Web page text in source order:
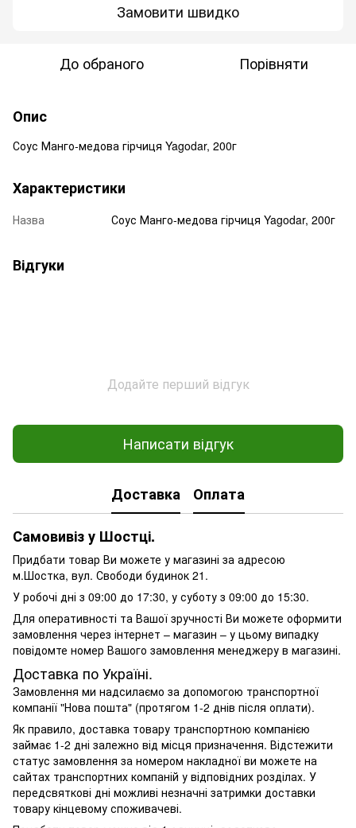
Замовити швидко
До обраного Порівняти
Опис
Соус Манго-медова гірчиця Yagodar, 200г
Характеристики
Назва Соус Манго-медова гірчиця Yagodar, 200г
Відгуки
Додайте перший відгук
Написати відгук
Доставка Оплата
Самовивіз у Шостці.
Придбати товар Ви можете у магазині за адресою
м.Шостка, вул. Свободи будинок 21.
У робочі дні з 09:00 до 17:30, у суботу з 09:00 до 15:30.
Для оперативності та Вашої зручності Ви можете оформити
замовлення через інтернет – магазин – у цьому випадку
повідомте номер Вашого замовлення менеджеру в магазині.
Доставка по Україні.
Замовлення ми надсилаємо за допомогою транспортної
компанії "Нова пошта" (протягом 1-2 днів після оплати).
Як правило, доставка товару транспортною компанією
займає 1-2 дні залежно від місця призначення. Відстежити
статус замовлення за номером накладної ви можете на
сайтах транспортних компаній у відповідних розділах. У
передсвяткові дні можливі незначні затримки доставки
товару кінцевому споживачеві.